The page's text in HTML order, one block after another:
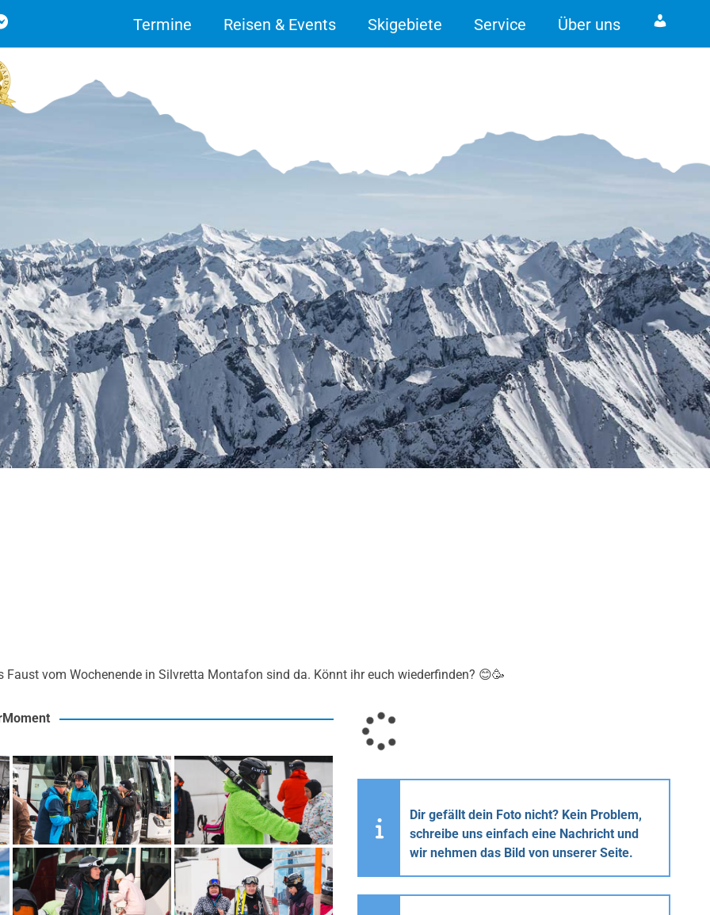
Termine Reisen & Events Skigebiete Service Über uns
vom Wochenende in Silvretta Montafon sind da. Könnt ihr euch wiederfinden? 😊🥳
Dir gefällt dein Foto nicht? Kein Problem,
schreibe uns einfach eine Nachricht und
wir nehmen das Bild von unserer Seite.